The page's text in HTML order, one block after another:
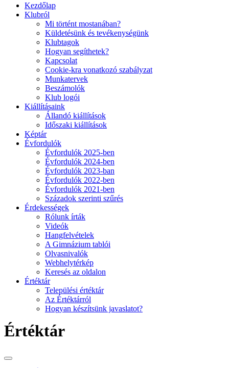
Kezdőlap
Klubról
Mi történt mostanában?
Küldetésünk és tevékenységünk
Klubtagok
Hogyan segíthetek?
Kapcsolat
Cookie-kra vonatkozó szabályzat
Munkatervek
Beszámolók
Klub logói
Kiállításaink
Állandó kiállítások
Időszaki kiállítások
Képtár
Évfordulók
Évfordulók 2025-ben
Évfordulók 2024-ben
Évfordulók 2023-ban
Évfordulók 2022-ben
Évfordulók 2021-ben
Századok szerinti szűrés
Érdekességek
Rólunk írták
Videók
Hangfelvételek
A Gimnázium tablói
Olvasnivalók
Webhelytérkép
Keresés az oldalon
Értéktár
Települési értéktár
Az Értéktárról
Hogyan készítsünk javaslatot?
Értéktár